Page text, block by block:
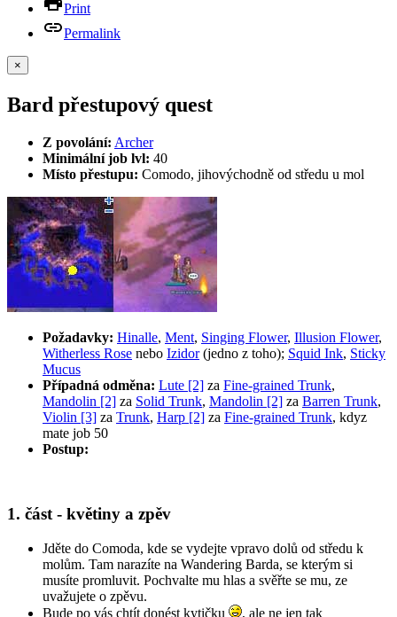
Print
Permalink
×
Bard přestupový quest
Z povolání: Archer
Minimální job lvl: 40
Místo přestupu: Comodo, jihovýchodně od středu u mol
Požadavky: Hinalle, Ment, Singing Flower, Illusion Flower,
Witherless Rose nebo Izidor(jedno z toho); Squid Ink, Sticky
Mucus
Případná odměna: Lute [2] za Fine-grained Trunk,
Mandolin [2] za Solid Trunk, Mandolin [2] za Barren Trunk,
Violin [3] za Trunk, Harp [2] za Fine-grained Trunk, kdyz
mate job 50
Postup:
1. část - květiny a zpěv
Jděte do Comoda, kde se vydejte vpravo dolů od středu k
molům. Tam narazíte na Wandering Barda, se kterým si
musíte promluvit. Pochvalte mu hlas a svěřte se mu, ze
uvažujete o zpěvu.
Bude po vás chtít donést kytičku
, ale ne jen tak